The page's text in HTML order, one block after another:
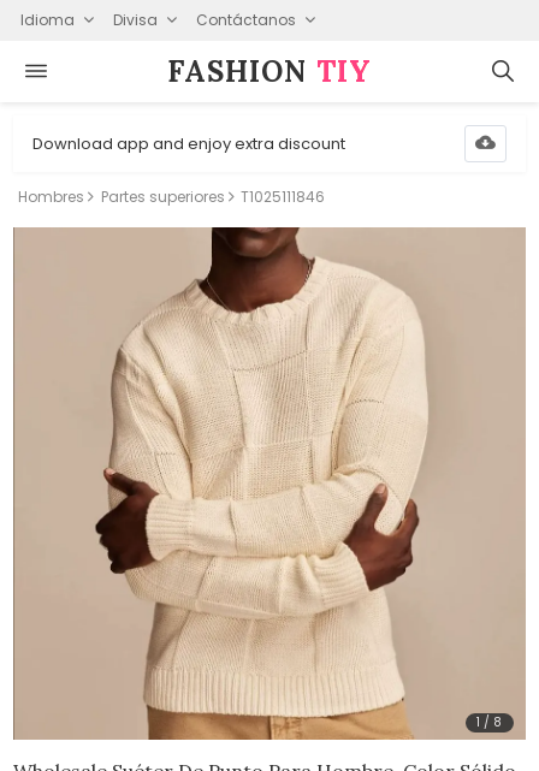
Idioma Divisa Contáctanos
FASHION⁠ TIY
Download app and enjoy extra discount
Hombres Partes superiores T1025111846
1 / 8